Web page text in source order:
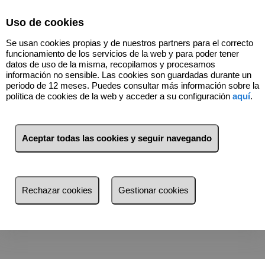
Valorador de inmuebles
Uso de cookies
Se usan cookies propias y de nuestros partners para el correcto
funcionamiento de los servicios de la web y para poder tener
datos de uso de la misma, recopilamos y procesamos
información no sensible. Las cookies son guardadas durante un
periodo de 12 meses. Puedes consultar más información sobre la
política de cookies de la web y acceder a su configuración aquí.
Aceptar todas las cookies y seguir navegando
Rechazar cookies Gestionar cookies